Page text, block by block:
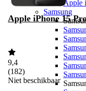
Apple
Samsung
Apple iPhone 15
9,4
(182)
Niet beschikbaar